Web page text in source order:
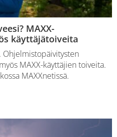
MAXX-
käyttäjätoiveita
Ohjelmistopäivitysten
MAXX-käyttäjien toiveita.
MAXXnetissä.